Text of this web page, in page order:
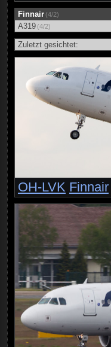
Finnair4/2
A3194/2
Zuletzt gesichtet:
OH-LVK Finnair